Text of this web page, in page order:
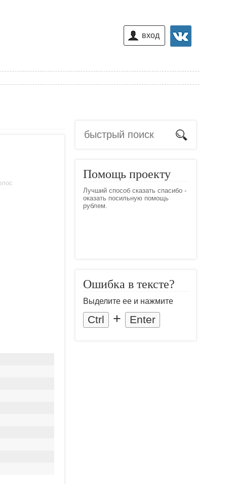
вход
Помощь проекту
Лучший способ сказать спасибо -
оказать посильную помощь
рублем.
Ошибка в тексте?
Выделите ее и нажмите
Ctrl + Enter